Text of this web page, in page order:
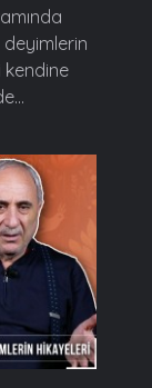
deyimlerin
kendine